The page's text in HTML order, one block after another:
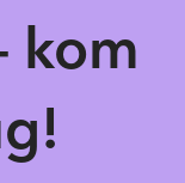
kom